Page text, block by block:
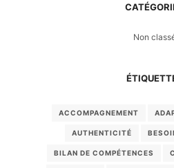
Non
ACCOMPAGNEMENT
AUTHENTICITÉ
BILAN DE COMPÉTENCES